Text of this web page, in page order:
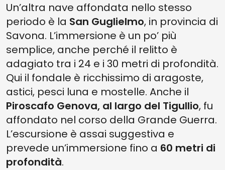
Un’altra nave affondata nello stesso
periodo è la San Guglielmo, in provincia di
Savona. L’immersione è un po’ più
semplice, anche perché il relitto è
adagiato tra i 24 e i 30 metri di profondità.
Qui il fondale è ricchissimo di aragoste,
astici, pesci luna e mostelle. Anche il
Piroscafo Genova, al largo del Tigullio, fu
affondato nel corso della Grande Guerra.
L’escursione è assai suggestiva e
prevede un’immersione fino a 60 metri di
profondità.